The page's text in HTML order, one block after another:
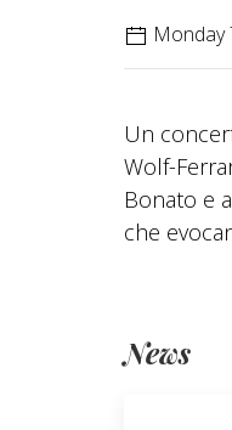
Monday
Un
Wolf-
Bonato e
che
News